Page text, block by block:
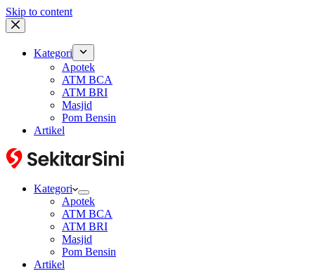
Skip to content
Kategori
Apotek
ATM BCA
ATM BRI
Masjid
Pom Bensin
Artikel
Kategori
Apotek
ATM BCA
ATM BRI
Masjid
Pom Bensin
Artikel